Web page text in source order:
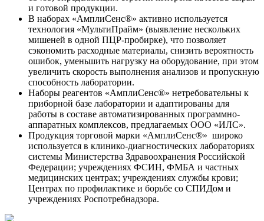
и готовой продукции.
В наборах «АмплиСенс®» активно используется
технология «МультиПрайм» (выявление нескольких
мишеней в одной ПЦР-пробирке), что позволяет
сэкономить расходные материалы, снизить вероятность
ошибок, уменьшить нагрузку на оборудование, при этом
увеличить скорость выполнения анализов и пропускную
способность лаборатории.
Наборы реагентов «АмплиСенс®» нетребовательны к
приборной базе лаборатории и адаптированы для
работы в составе автоматизированных программно-
аппаратных комплексов, предлагаемых ООО «ИЛС».
Продукция торговой марки «АмплиСенс®» широко
используется в клинико-диагностических лабораториях
системы Министерства Здравоохранения Российской
Федерации; учреждениях ФСИН, ФМБА и частных
медицинских центрах; учреждениях службы крови;
Центрах по профилактике и борьбе со СПИДом и
учреждениях Роспотребнадзора.